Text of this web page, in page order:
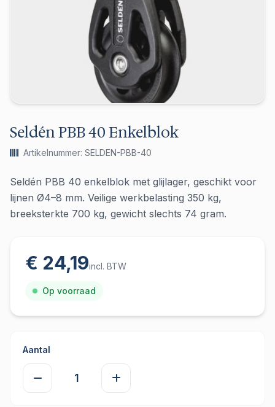
Seldén PBB 40 Enkelblok
Artikelnummer: SELDEN-PBB-40
Seldén PBB 40 enkelblok met glijlager, geschikt voor
lijnen Ø4–8 mm. Veilige werkbelasting 350 kg,
breeksterkte 700 kg, gewicht slechts 74 gram.
€ 24,19incl. BTW
Op voorraad
Aantal